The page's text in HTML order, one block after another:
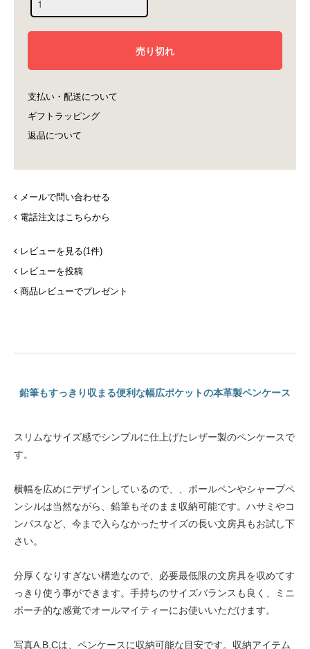
支払い・配送について
ギフトラッピング
返品について
メールで問い合わせる
電話注文はこちらから
レビューを見る(1件)
レビューを投稿
商品レビューでプレゼント
鉛筆もすっきり収まる便利な幅広ポケットの本革製ペンケース
スリムなサイズ感でシンプルに仕上げたレザー製のペンケースで
す。
横幅を広めにデザインしているので、、ボールペンやシャープペ
ンシルは当然ながら、鉛筆もそのまま収納可能です。ハサミやコ
ンパスなど、今まで入らなかったサイズの長い文房具もお試し下
さい。
分厚くなりすぎない構造なので、必要最低限の文房具を収めてす
っきり使う事ができます。手持ちのサイズバランスも良く、ミニ
ポーチ的な感覚でオールマイティーにお使いいただけます。
写真A,B,Cは、ペンケースに収納可能な目安です。収納アイテム